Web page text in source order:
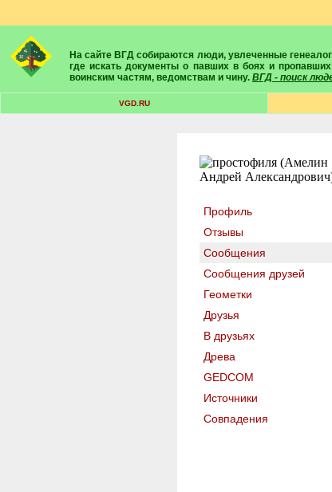
На сайте ВГД собираются люди, увлеченные генеалогией, историей, геральдикой и т.д. Здесь вы найдете собеседников, экспертов, умелых помощников в поисках предков и родственников. Вам подскажут
где искать документы о павших в боях и
воинским частям, ведомствам и чину. ВГД - поиск
VGD.RU
Профиль
Отзывы
Сообщения
Сообщения друзей
Геометки
Друзья
В друзьях
Древа
GEDCOM
Источники
Совпадения